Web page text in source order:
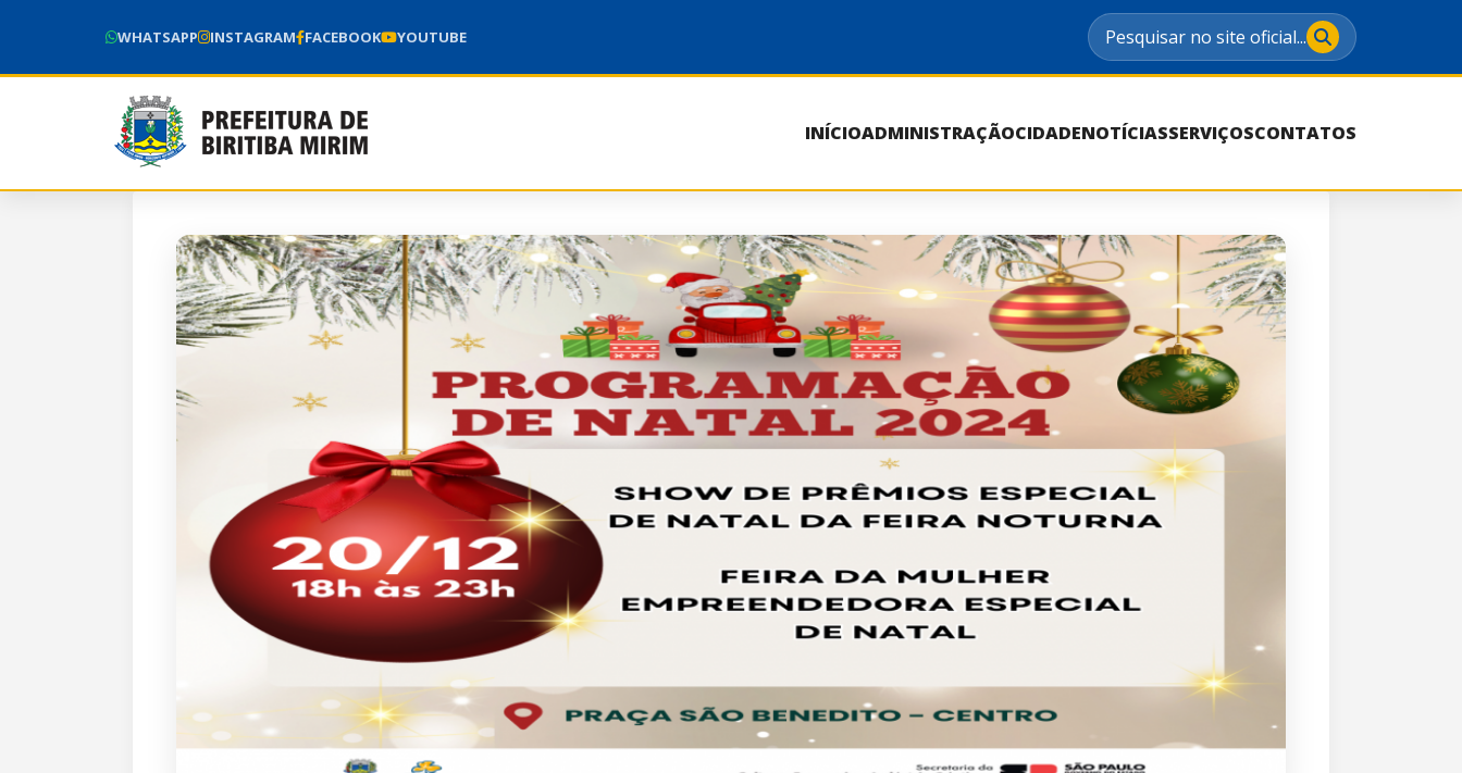
WHATSAPP INSTAGRAM FACEBOOK YOUTUBE Pesquisar no site oficial...
INÍCIOADMINISTRAÇÃOCIDADENOTÍCIASSERVIÇOSCONTATOS